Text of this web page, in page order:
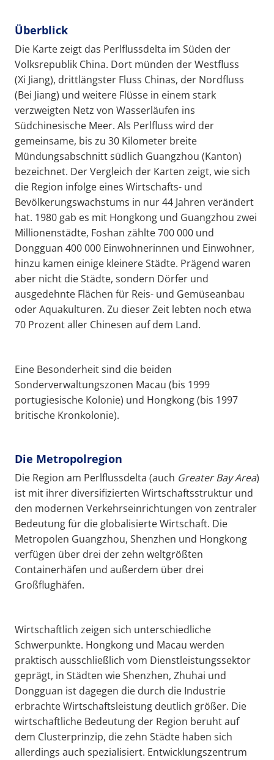
Überblick
Die Karte zeigt das Perlflussdelta im Süden der
Volksrepublik China. Dort münden der Westfluss
(Xi Jiang), drittlängster Fluss Chinas, der Nordfluss
(Bei Jiang) und weitere Flüsse in einem stark
verzweigten Netz von Wasserläufen ins
Südchinesische Meer. Als Perlfluss wird der
gemeinsame, bis zu 30 Kilometer breite
Mündungsabschnitt südlich Guangzhou (Kanton)
bezeichnet. Der Vergleich der Karten zeigt, wie sich
die Region infolge eines Wirtschafts- und
Bevölkerungswachstums in nur 44 Jahren verändert
hat. 1980 gab es mit Hongkong und Guangzhou zwei
Millionenstädte, Foshan zählte 700 000 und
Dongguan 400 000 Einwohnerinnen und Einwohner,
hinzu kamen einige kleinere Städte. Prägend waren
aber nicht die Städte, sondern Dörfer und
ausgedehnte Flächen für Reis- und Gemüseanbau
oder Aquakulturen. Zu dieser Zeit lebten noch etwa
70 Prozent aller Chinesen auf dem Land.
Eine Besonderheit sind die beiden
Sonderverwaltungszonen Macau (bis 1999
portugiesische Kolonie) und Hongkong (bis 1997
britische Kronkolonie).
Die Metropolregion
Die Region am Perlflussdelta (auch GreaterBay Area)
ist mit ihrer diversifizierten Wirtschaftsstruktur und
den modernen Verkehrseinrichtungen von zentraler
Bedeutung für die globalisierte Wirtschaft. Die
Metropolen Guangzhou, Shenzhen und Hongkong
verfügen über drei der zehn weltgrößten
Containerhäfen und außerdem über drei
Großflughäfen.
Wirtschaftlich zeigen sich unterschiedliche
Schwerpunkte. Hongkong und Macau werden
praktisch ausschließlich vom Dienstleistungssektor
geprägt, in Städten wie Shenzhen, Zhuhai und
Dongguan ist dagegen die durch die Industrie
erbrachte Wirtschaftsleistung deutlich größer. Die
wirtschaftliche Bedeutung der Region beruht auf
dem Clusterprinzip, die zehn Städte haben sich
allerdings auch spezialisiert. Entwicklungszentrum